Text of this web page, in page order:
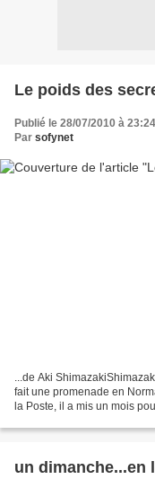
Le poids des
Publié le 28/07/2010 à 23:24
Par sofynet
...de Aki
fait une promenade en
la Poste, il a mis un mois
un dimanche...en